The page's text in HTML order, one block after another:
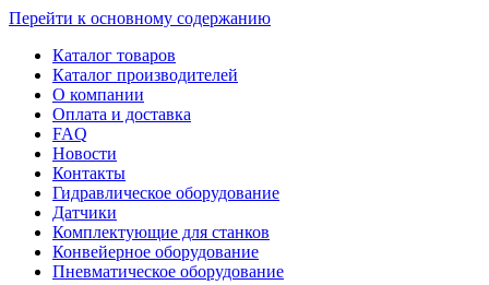
Перейти к основному содержанию
Каталог товаров
Каталог производителей
О компании
Оплата и доставка
FAQ
Новости
Контакты
Гидравлическое оборудование
Датчики
Комплектующие для станков
Конвейерное оборудование
Пневматическое оборудование